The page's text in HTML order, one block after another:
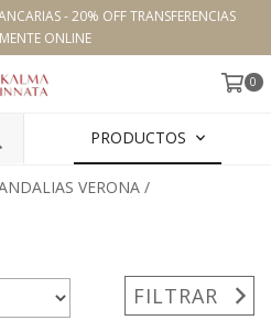
- 20% OFF TRANSFERENCIAS
ONLINE
0
PRODUCTOS
VERONA /
FILTRAR